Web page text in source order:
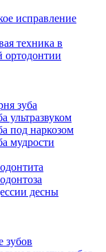
исправление
техника в
ортодонтии
зуба
ультразвуком
под наркозом
мудрости
десны
зубов